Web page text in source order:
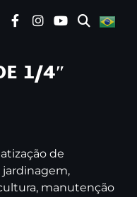
1/4″
de
jardinagem,
manutenção